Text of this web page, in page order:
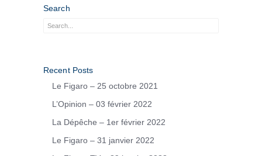
Search
Recent Posts
Le Figaro – 25 octobre 2021
L’Opinion – 03 février 2022
La Dépêche – 1er février 2022
Le Figaro – 31 janvier 2022